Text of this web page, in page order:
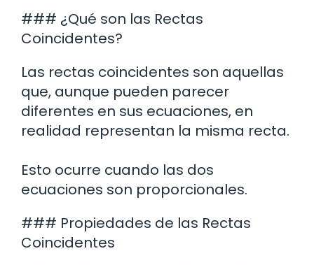
### ¿Qué son las Rectas
Coincidentes?
Las rectas coincidentes son aquellas
que, aunque pueden parecer
diferentes en sus ecuaciones, en
realidad representan la misma recta.
Esto ocurre cuando las dos
ecuaciones son proporcionales.
### Propiedades de las Rectas
Coincidentes